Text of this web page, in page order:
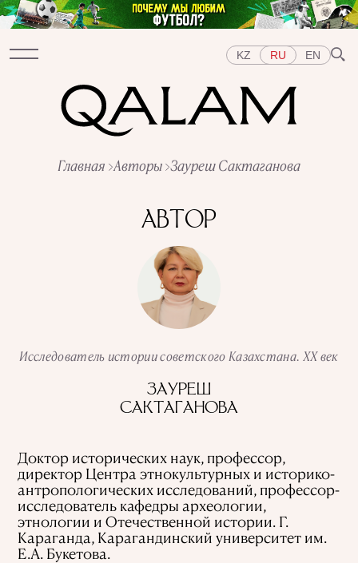
KZ RU EN
Разделы
СПЕЦПРОЕКТЫ
ЦЕНТРАЛЬНАЯ АЗИЯ
ИСКУССТВО
ГОРОДА
ИСТОРИЯ НАУКИ
ИСПОЛЬЗОВАНИЕ ИНФОРМАЦИИ
ПОЛИТИКА КОНФИДЕНЦИАЛЬНОСТИ
О ПРОЕКТЕ
Главная Авторы Зауреш Сактаганова
АВТОР
Исследователь истории советского Казахстана. ХХ век
ЗАУРЕШ
САКТАГАНОВА
Доктор исторических наук, профессор,
директор Центра этнокультурных и историко-
антропологических исследований, профессор-
исследователь кафедры археологии,
этнологии и Отечественной истории. Г.
Караганда, Карагандинский университет им.
Е.А. Букетова.